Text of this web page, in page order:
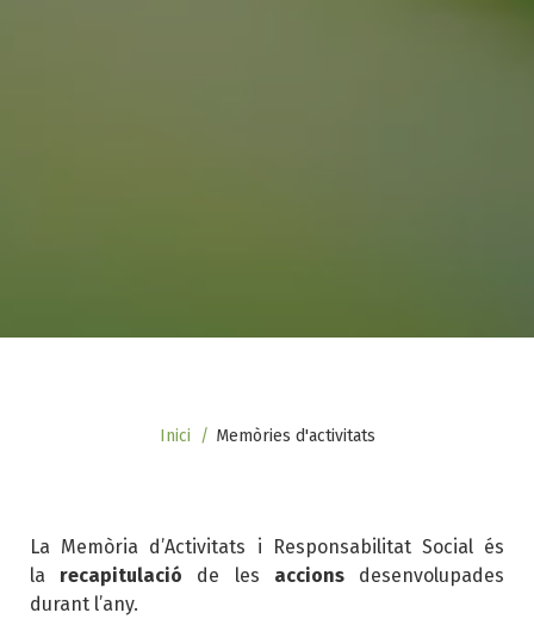
Inici Memòries d'activitats
La Memòria d’Activitats i Responsabilitat Social és
la recapitulació de les accions desenvolupades
durant l’any.